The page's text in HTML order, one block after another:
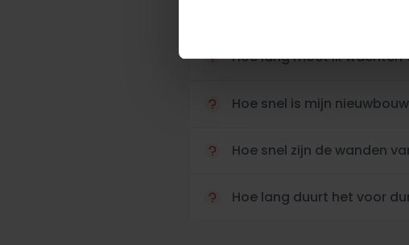
Binnen welke termijn kan
Hoe lang moet ik
Hoe snel is mijn
Hoe snel zijn de wanden
Hoe lang duurt het voor